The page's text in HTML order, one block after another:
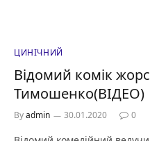
ЦИНІЧНИЙ
Відомий комік
Тимошенко(ВІДЕО)
Byadmin 30.01.2020 0